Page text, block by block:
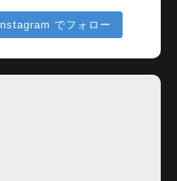
Instagram でフォロー